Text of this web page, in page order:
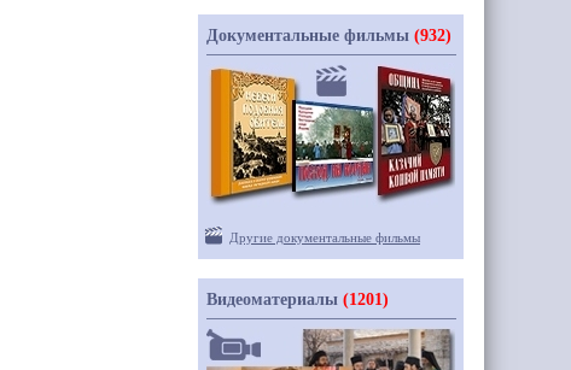
Документальные фильмы (932)
Другие документальные фильмы
Видеоматериалы (1201)